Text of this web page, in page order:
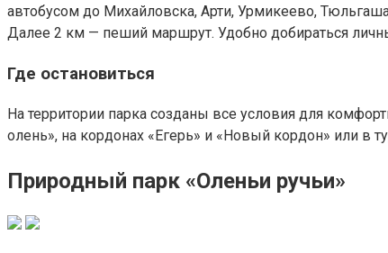
автобусом до Михайловска, Арти, Урмикеево,
Далее 2 км — пеший маршрут. Удобно добираться
Где остановиться
На территории парка созданы все условия для
олень», на кордонах «Егерь» и «Новый кордон» или в
Природный парк «Оленьи ручьи»